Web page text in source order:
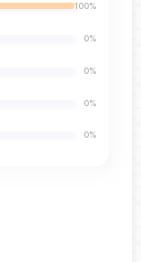
100%
0%
0%
0%
0%